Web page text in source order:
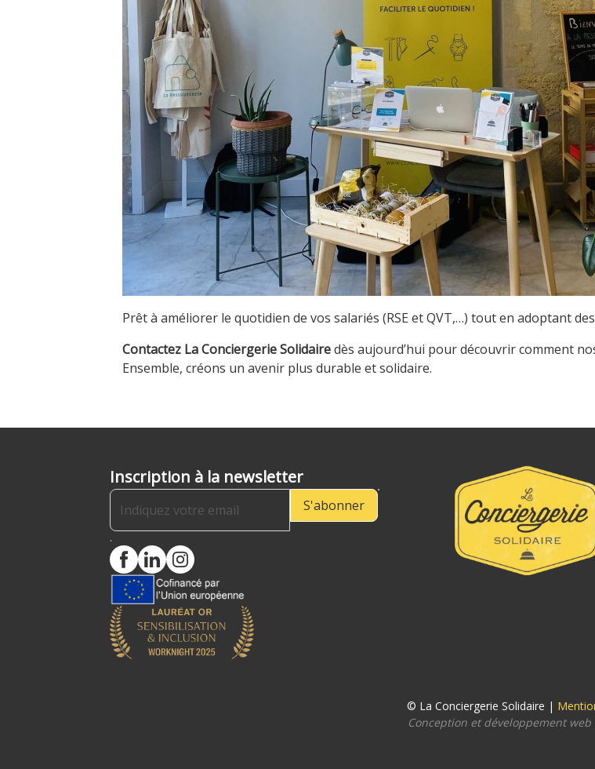
Prêt à améliorer le quotidien de vos salariés (RSE et QVT,…) tout en adoptant
Contactez La Conciergerie Solidairedès aujourd’hui pour découvrir comment
Ensemble, créons un avenir plus durable et solidaire.
Inscription à la newsletter
S'abonner
.
© La Conciergerie Solidaire |
Conception et développement web